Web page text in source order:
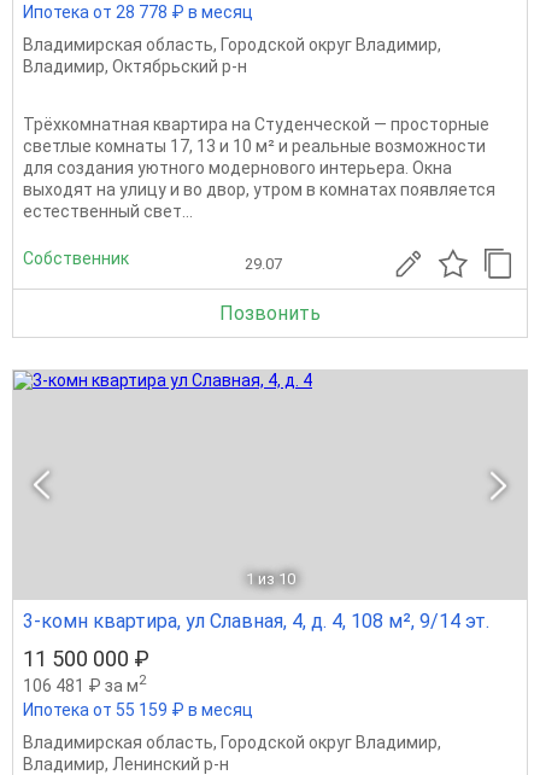
Ипотека от 28 778 ₽ в месяц
Владимирская область, Городской округ Владимир,
Владимир, Октябрьский р-н
Трёхкомнатная квартира на Студенческой — просторные
светлые комнаты 17, 13 и 10 м² и реальные возможности
для создания уютного модернового интерьера. Окна
выходят на улицу и во двор, утром в комнатах появляется
естественный свет...
Собственник 29.07
Позвонить
1 из 10
3-комн квартира, ул Славная, 4, д. 4, 108 м², 9/14 эт.
11 500 000 ₽
106 481 ₽ за м2
Ипотека от 55 159 ₽ в месяц
Владимирская область, Городской округ Владимир,
Владимир, Ленинский р-н